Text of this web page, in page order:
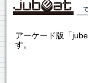
アーケード版「
す。